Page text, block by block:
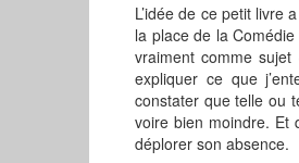
L’idée de ce petit livre
la place de la
vraiment comme
expliquer ce que
constater que telle ou
voire bien moindre. Et
déplorer son absence.